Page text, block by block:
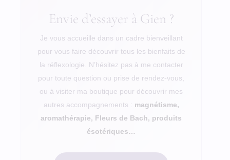
Envie d’essayer à Gien ?
Je vous accueille dans un cadre bienveillant
pour vous faire découvrir tous les bienfaits de
la réflexologie. N’hésitez pas à me contacter
pour toute question ou prise de rendez-vous,
ou à visiter ma boutique pour découvrir mes
autres accompagnements : magnétisme,
aromathérapie, Fleurs de Bach, produits
ésotériques…